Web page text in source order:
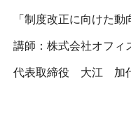
「制度改正に向けた動
講師：株式会社オフィ
代表取締役 大江 加